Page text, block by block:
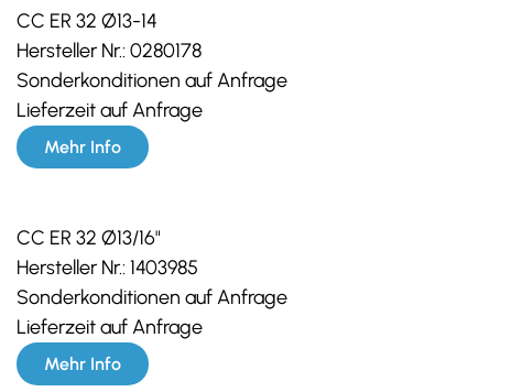
CC ER 32 Ø13-14
Hersteller Nr.: 0280178
Sonderkonditionen auf Anfrage
Lieferzeit auf Anfrage
Mehr Info
CC ER 32 Ø13/16"
Hersteller Nr.: 1403985
Sonderkonditionen auf Anfrage
Lieferzeit auf Anfrage
Mehr Info